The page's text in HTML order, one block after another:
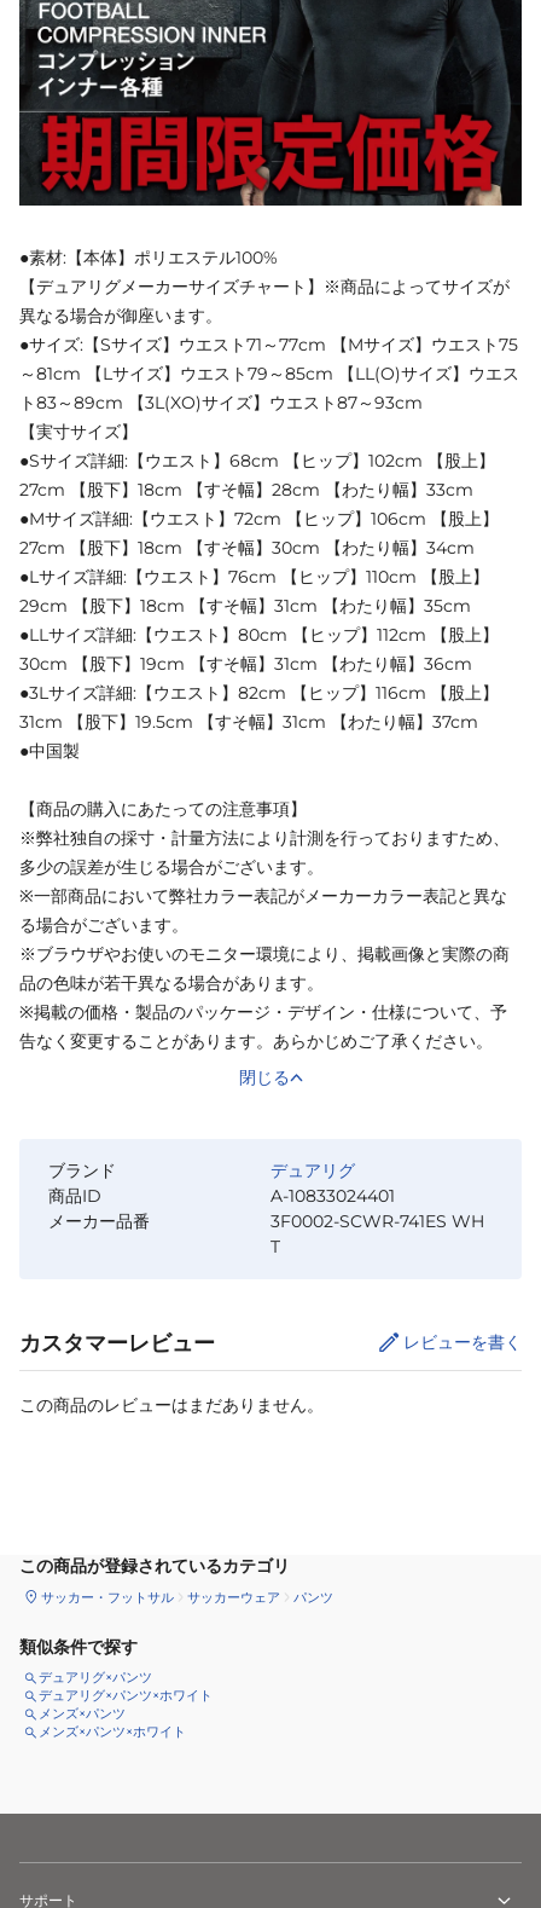
●素材:【本体】ポリエステル100%
【デュアリグメーカーサイズチャート】※商品によってサイズが
異なる場合が御座います。
●サイズ:【Sサイズ】ウエスト71～77cm 【Mサイズ】ウエスト75
～81cm 【Lサイズ】ウエスト79～85cm 【LL(O)サイズ】ウエス
ト83～89cm 【3L(XO)サイズ】ウエスト87～93cm
【実寸サイズ】
●Sサイズ詳細:【ウエスト】68cm 【ヒップ】102cm 【股上】
27cm 【股下】18cm 【すそ幅】28cm 【わたり幅】33cm
●Mサイズ詳細:【ウエスト】72cm 【ヒップ】106cm 【股上】
27cm 【股下】18cm 【すそ幅】30cm 【わたり幅】34cm
●Lサイズ詳細:【ウエスト】76cm 【ヒップ】110cm 【股上】
29cm 【股下】18cm 【すそ幅】31cm 【わたり幅】35cm
●LLサイズ詳細:【ウエスト】80cm 【ヒップ】112cm 【股上】
30cm 【股下】19cm 【すそ幅】31cm 【わたり幅】36cm
●3Lサイズ詳細:【ウエスト】82cm 【ヒップ】116cm 【股上】
31cm 【股下】19.5cm 【すそ幅】31cm 【わたり幅】37cm
●中国製
【商品の購入にあたっての注意事項】
※弊社独自の採寸・計量方法により計測を行っておりますため、
多少の誤差が生じる場合がございます。
※一部商品において弊社カラー表記がメーカーカラー表記と異な
る場合がございます。
※ブラウザやお使いのモニター環境により、掲載画像と実際の商
品の色味が若干異なる場合があります。
※掲載の価格・製品のパッケージ・デザイン・仕様について、予
告なく変更することがあります。あらかじめご了承ください。
閉じる
ブランド
デュアリグ
商品ID
A-10833024401
メーカー品番
3F0002-SCWR-741ES WH
T
カスタマーレビュー レビューを書く
この商品のレビューはまだありません。
この商品が登録されているカテゴリ
サッカー・フットサル サッカーウェア パンツ
類似条件で探す
デュアリグ×パンツ
デュアリグ×パンツ×ホワイト
メンズ×パンツ
メンズ×パンツ×ホワイト
サポート